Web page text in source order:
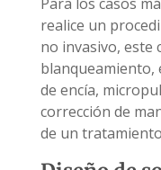
realice un
no invasivo, este
blanqueamiento,
de encía,
corrección de
de un